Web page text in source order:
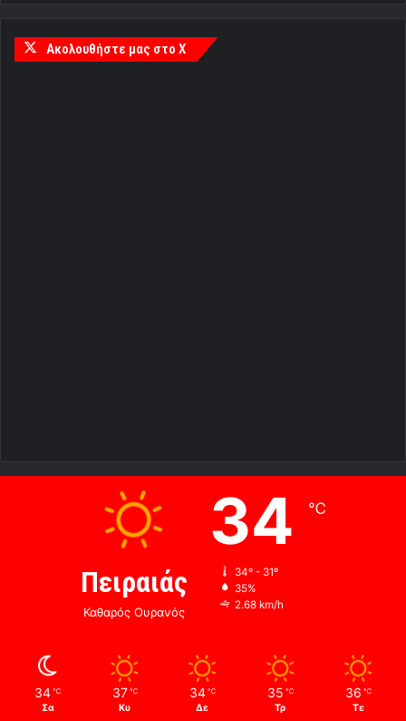
Ακολουθήστε μας στο X
Πειραιάς
Καθαρός Ουρανός
34 ℃
34º - 31º
35%
2.68 km/h
34 ℃
Σα
37 ℃
Κυ
34 ℃
Δε
35 ℃
Τρ
36 ℃
Τε